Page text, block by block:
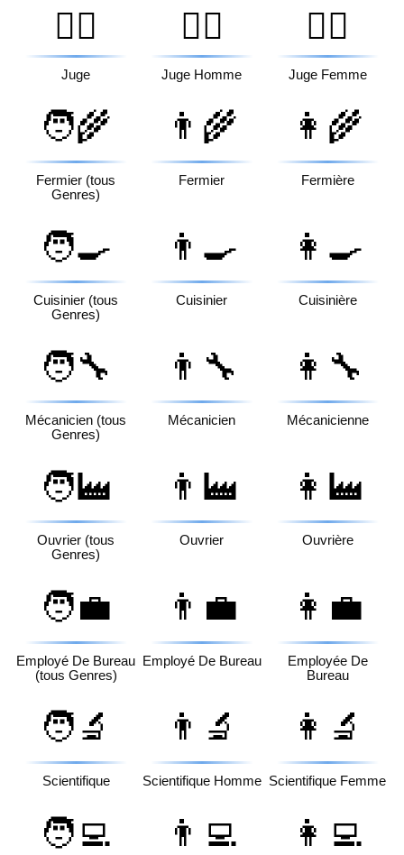
🧑‍⚖️
Juge
👨‍⚖️
Juge Homme
👩‍⚖️
Juge Femme
🧑‍🌾
Fermier (tous
Genres)
👨‍🌾
Fermier
👩‍🌾
Fermière
🧑‍🍳
Cuisinier (tous
Genres)
👨‍🍳
Cuisinier
👩‍🍳
Cuisinière
🧑‍🔧
Mécanicien (tous
Genres)
👨‍🔧
Mécanicien
👩‍🔧
Mécanicienne
🧑‍🏭
Ouvrier (tous
Genres)
👨‍🏭
Ouvrier
👩‍🏭
Ouvrière
🧑‍💼
Employé De Bureau
(tous Genres)
👨‍💼
Employé De Bureau
👩‍💼
Employée De
Bureau
🧑‍🔬
Scientifique
👨‍🔬
Scientifique Homme
👩‍🔬
Scientifique Femme
🧑‍💻 👨‍💻 👩‍💻